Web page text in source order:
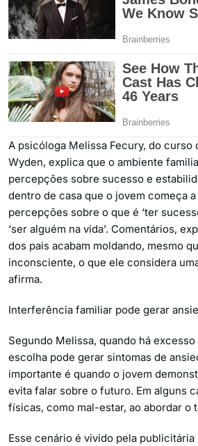
A psicóloga Melissa Fecury, do curso
Wyden, explica que o ambiente
percepções sobre sucesso e
dentro de casa que o jovem começa
percepções sobre o que é ‘ter
‘ser alguém na vida’. Comentários,
dos pais acabam moldando, mesmo
inconsciente, o que ele considera
afirma.
Interferência familiar pode gerar
Segundo Melissa, quando há
escolha pode gerar sintomas de
importante é quando o jovem
evita falar sobre o futuro. Em alguns
físicas, como mal-estar, ao abordar o
Esse cenário é vivido pela publicitária